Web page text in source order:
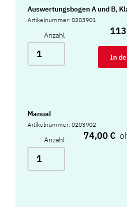
Auswertungsbogen A und B,
Mappe
Artikelnummer: 0203901
Anzahl
In
Manual
Artikelnummer: 0203902
Anzahl 74,00 €